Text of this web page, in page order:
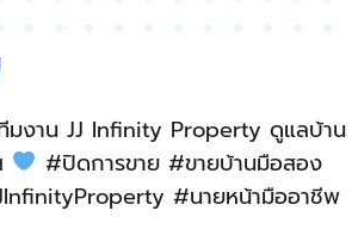
มงาน JJ Infinity Property ดูแลบ้าน
#ปิดการขาย #ขายบ้านมือสอง
#นายหน้ามืออาชีพ